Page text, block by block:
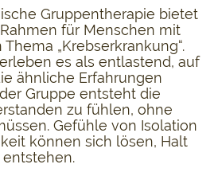
Gruppentherapie bietet
für Menschen mit
„Krebserkrankung“.
es als entlastend, auf
ähnliche Erfahrungen
Gruppe entsteht die
zu fühlen, ohne
Gefühle von Isolation
können sich lösen, Halt